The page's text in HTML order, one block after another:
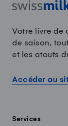
Votre livre de
de saison,
et les atouts
Accéder au
Services